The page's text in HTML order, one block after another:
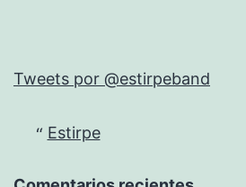
Tweets por @estirpeband
Estirpe